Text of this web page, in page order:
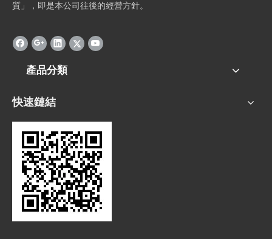
質」，即是本公司往後的經營方針。
產品分類
快速鏈結